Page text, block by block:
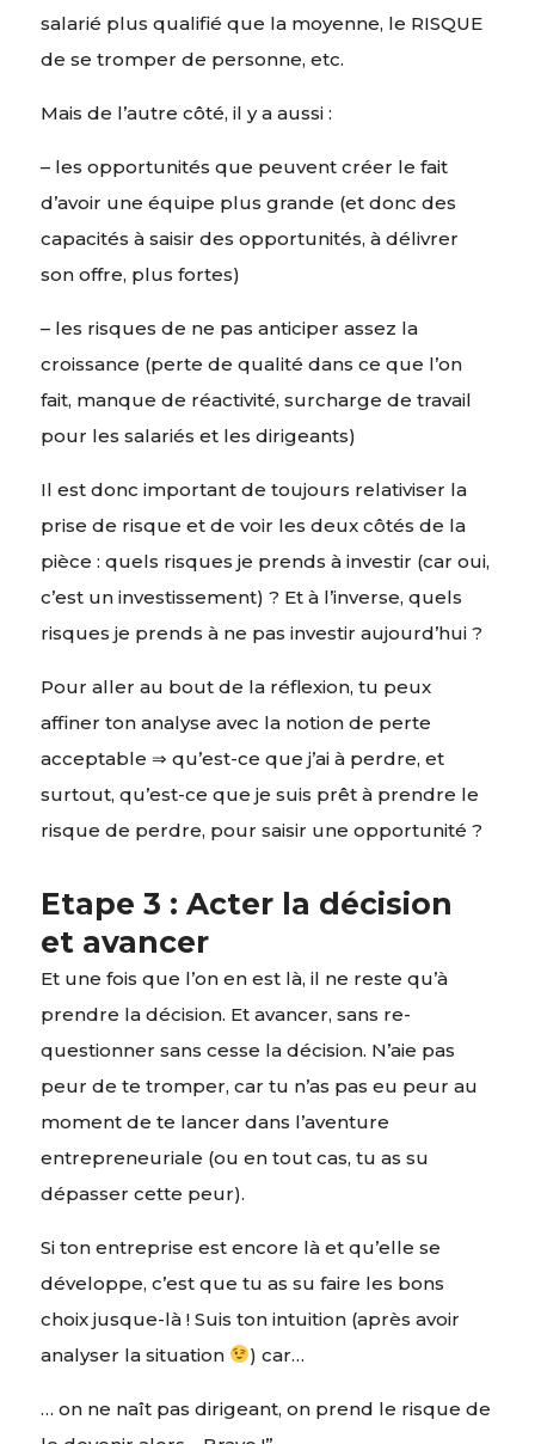
salarié plus qualifié que la moyenne, le RISQUE
de se tromper de personne, etc.
Mais de l’autre côté, il y a aussi :
– les opportunités que peuvent créer le fait
d’avoir une équipe plus grande (et donc des
capacités à saisir des opportunités, à délivrer
son offre, plus fortes)
– les risques de ne pas anticiper assez la
croissance (perte de qualité dans ce que l’on
fait, manque de réactivité, surcharge de travail
pour les salariés et les dirigeants)
Il est donc important de toujours relativiser la
prise de risque et de voir les deux côtés de la
pièce : quels risques je prends à investir (car oui,
c’est un investissement) ? Et à l’inverse, quels
risques je prends à ne pas investir aujourd’hui ?
Pour aller au bout de la réflexion, tu peux
affiner ton analyse avec la notion de perte
acceptable ⇒ qu’est-ce que j’ai à perdre, et
surtout, qu’est-ce que je suis prêt à prendre le
risque de perdre, pour saisir une opportunité ?
Etape 3 : Acter la décision
et avancer
Et une fois que l’on en est là, il ne reste qu’à
prendre la décision. Et avancer, sans re-
questionner sans cesse la décision. N’aie pas
peur de te tromper, car tu n’as pas eu peur au
moment de te lancer dans l’aventure
entrepreneuriale (ou en tout cas, tu as su
dépasser cette peur).
Si ton entreprise est encore là et qu’elle se
développe, c’est que tu as su faire les bons
choix jusque-là ! Suis ton intuition (après avoir
analyser la situation
) car…
… on ne naît pas dirigeant, on prend le risque de